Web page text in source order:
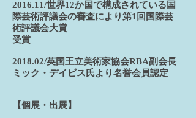
2016.11/世界12か国で構成されている国
際芸術評議会の審査により第1回国際芸
術評議会大賞
受賞
2018.02/英国王立美術家協会RBA副会長
ミック・デイビス氏より名誉会員認定
【個展・出展】